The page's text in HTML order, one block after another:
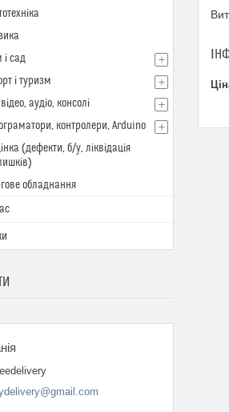
і сад
і туризм
аудіо, консолі
контролери, Arduino
(дефекти, б/у, ліквідація
обладнання